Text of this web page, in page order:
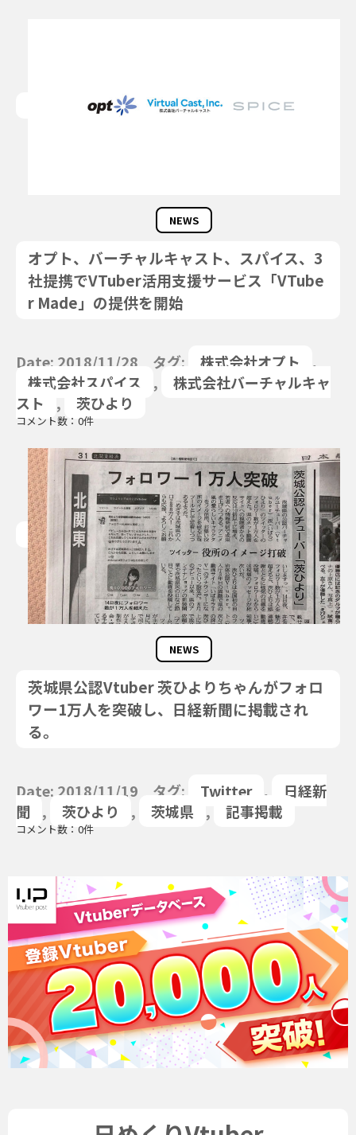
NEWS
オプト、バーチャルキャスト、スパイス、3
社提携でVTuber活用支援サービス「VTube
r Made」の提供を開始
Date: 2018/11/28 タグ: 株式会社オプト
,
株式会社スパイス
,
株式会社バーチャルキャ
スト
, 茨ひより
コメント数：0件
NEWS
茨城県公認Vtuber 茨ひよりちゃんがフォロ
ワー1万人を突破し、日経新聞に掲載され
る。
Date: 2018/11/19 タグ: Twitter ,
日経新
聞
, 茨ひより , 茨城県 , 記事掲載
コメント数：0件